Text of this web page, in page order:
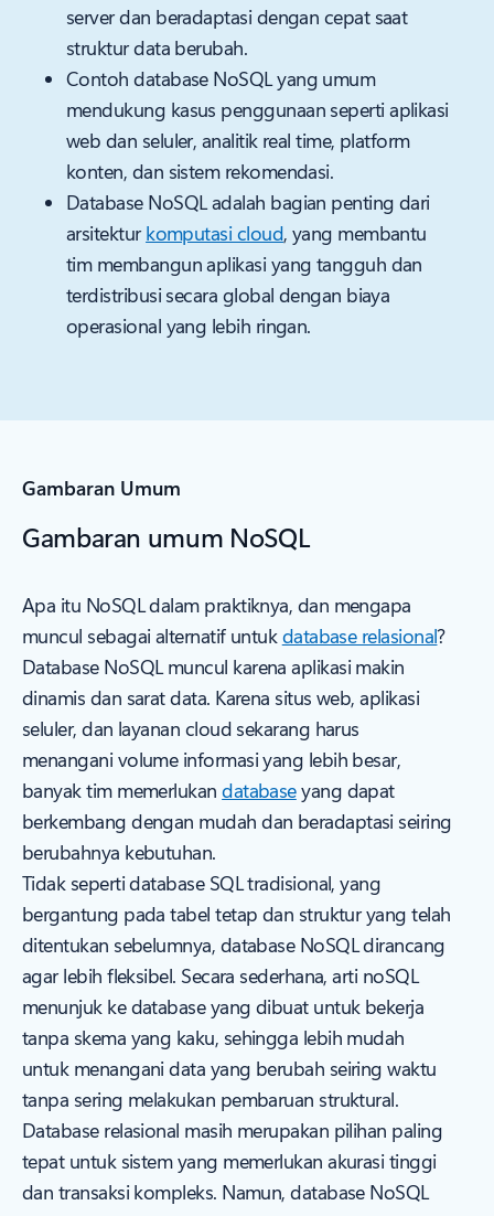
server dan beradaptasi dengan cepat saat
struktur data berubah.
Contoh database NoSQL yang umum
mendukung kasus penggunaan seperti aplikasi
web dan seluler, analitik real time, platform
konten, dan sistem rekomendasi.
Database NoSQL adalah bagian penting dari
arsitekturkomputasi cloud, yang membantu
tim membangun aplikasi yang tangguh dan
terdistribusi secara global dengan biaya
operasional yang lebih ringan.
Gambaran Umum
Gambaran umum NoSQL
Apa itu NoSQL dalam praktiknya, dan mengapa
muncul sebagai alternatif untukdatabase relasional?
Database NoSQL muncul karena aplikasi makin
dinamis dan sarat data. Karena situs web, aplikasi
seluler, dan layanan cloud sekarang harus
menangani volume informasi yang lebih besar,
banyak tim memerlukandatabaseyang dapat
berkembang dengan mudah dan beradaptasi seiring
berubahnya kebutuhan.
Tidak seperti database SQL tradisional, yang
bergantung pada tabel tetap dan struktur yang telah
ditentukan sebelumnya, database NoSQL dirancang
agar lebih fleksibel. Secara sederhana, arti noSQL
menunjuk ke database yang dibuat untuk bekerja
tanpa skema yang kaku, sehingga lebih mudah
untuk menangani data yang berubah seiring waktu
tanpa sering melakukan pembaruan struktural.
Database relasional masih merupakan pilihan paling
tepat untuk sistem yang memerlukan akurasi tinggi
dan transaksi kompleks. Namun, database NoSQL